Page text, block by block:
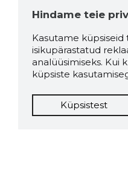
Hindame teie
Kasutame küpsiseid
isikupärastatud
analüüsimiseks. Kui
küpsiste
Küpsistest